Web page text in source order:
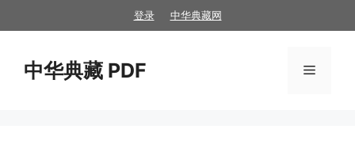
至
登录 中华典藏网
中华典藏 PDF 菜